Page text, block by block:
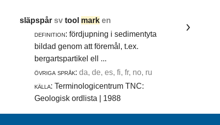
släpspårsvtool mark en
definition: fördjupning i sedimentyta
bildad genom att föremål, t.ex.
bergartspartikel ell ...
övriga språk: da, de, es, fi, fr, no, ru
källa: Terminologicentrum TNC:
Geologisk ordlista | 1988